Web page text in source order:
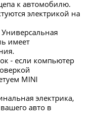
к автомобилю.
электрикой на
имеет
- если компьютер
MINI
электрика,
авто в